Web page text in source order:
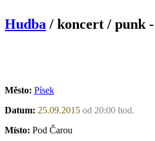
Hudba / koncert / punk
Město: Písek
Datum: 25.09.2015 od 20:00 hod.
Místo: Pod Čarou